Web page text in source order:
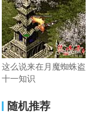
这么说来在月魔蜘蛛盗
十一知识
随机推荐